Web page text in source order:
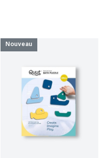
Nouveau